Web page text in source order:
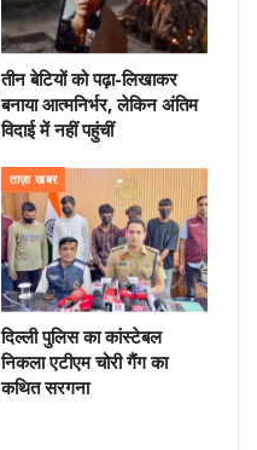
तीन बेटियों को पढ़ा-लिखाकर
बनाया आत्मनिर्भर, लेकिन अंतिम
विदाई में नहीं पहुंचीं
ताज़ा खबर
दिल्ली पुलिस का कांस्टेबल
निकला एटीएम चोरी गैंग का
कथित सरगना